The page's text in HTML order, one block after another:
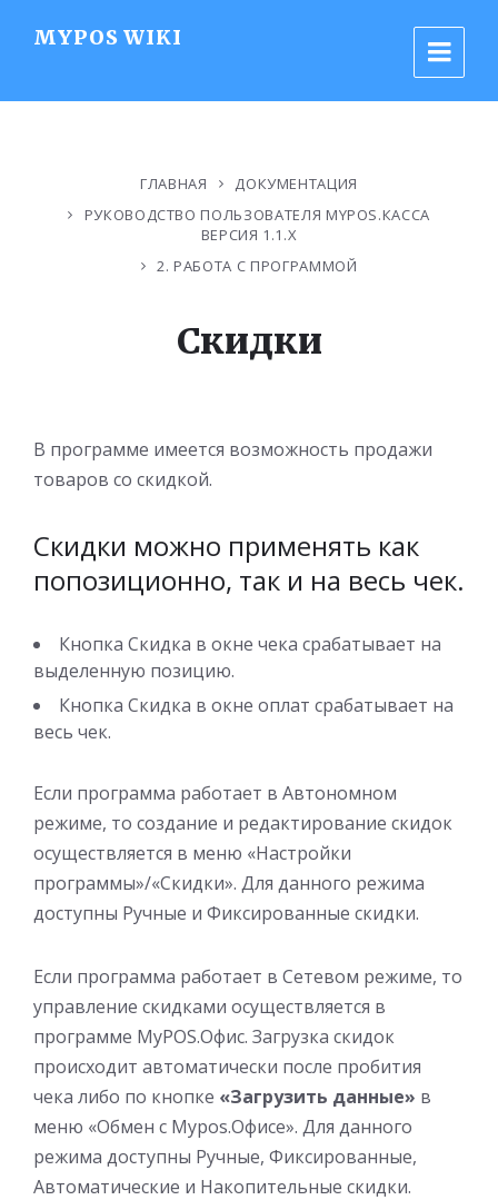
MYPOS WIKI
ГЛАВНАЯ
ДОКУМЕНТАЦИЯ
РУКОВОДСТВО ПОЛЬЗОВАТЕЛЯ MYPOS.КАССА
ВЕРСИЯ 1.1.Х
2. РАБОТА С ПРОГРАММОЙ
Скидки
В программе имеется возможность продажи
товаров со скидкой.
Скидки можно применять как
попозиционно, так и на весь чек.
Кнопка Скидка в окне чека срабатывает на
выделенную позицию.
Кнопка Скидка в окне оплат срабатывает на
весь чек.
Если программа работает в Автономном
режиме, то создание и редактирование скидок
осуществляется в меню «Настройки
программы»/«Скидки». Для данного режима
доступны Ручные и Фиксированные скидки.
Если программа работает в Сетевом режиме, то
управление скидками осуществляется в
программе MyPOS.Офис. Загрузка скидок
происходит автоматически после пробития
чека либо по кнопке «Загрузить данные» в
меню «Обмен с Mypos.Офисе». Для данного
режима доступны Ручные, Фиксированные,
Автоматические и Накопительные скидки.